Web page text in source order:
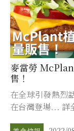
麥當勞
售！
在全球引發熱烈
在台灣登場... 詳